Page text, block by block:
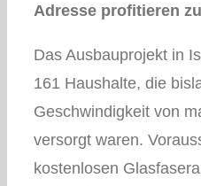
Adresse profitieren
Das Ausbauprojekt in
161 Haushalte, die
Geschwindigkeit von
versorgt waren.
kostenlosen